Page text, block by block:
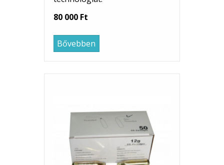
80 000 Ft
Bővebben